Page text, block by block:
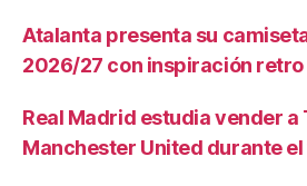
Atalanta presenta su
2026/27 con inspiración retro
Real Madrid estudia vender a
Manchester United durante el